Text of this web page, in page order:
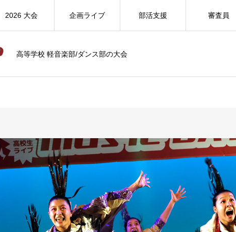
高等学校 軽音楽部/ダンス部の大会
2026 大会 企画ライブ 部活支援 審査員